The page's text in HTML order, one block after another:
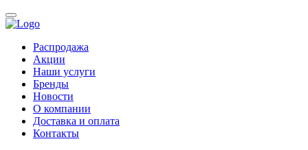
Распродажа
Акции
Наши услуги
Бренды
Новости
О компании
Доставка и оплата
Контакты